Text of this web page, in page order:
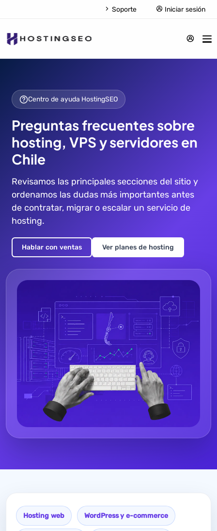
Soporte Iniciar sesión
Centro de ayuda HostingSEO
Preguntas frecuentes sobre
hosting, VPS y servidores en
Chile
Revisamos las principales secciones del sitio y
ordenamos las dudas más importantes antes
de contratar, migrar o escalar un servicio de
hosting.
Hablar con ventas Ver planes de hosting
Hosting web WordPress y e-commerce